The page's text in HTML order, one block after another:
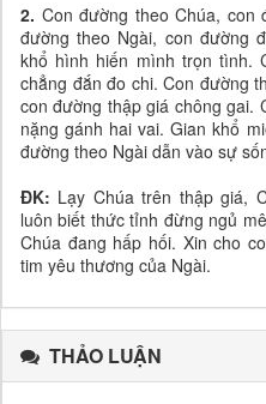
2. Con đường theo Chúa, con
đường theo Ngài, con đường
khổ hình hiến mình trọn tình.
chẳng đắn đo chi. Con đường
con đường thập giá chông gai.
nặng gánh hai vai. Gian khổ
đường theo Ngài dẫn vào sự
ĐK: Lạy Chúa trên thập giá,
luôn biết thức tỉnh đừng ngủ
Chúa đang hấp hối. Xin cho
tim yêu thương của Ngài.
THẢO LUẬN